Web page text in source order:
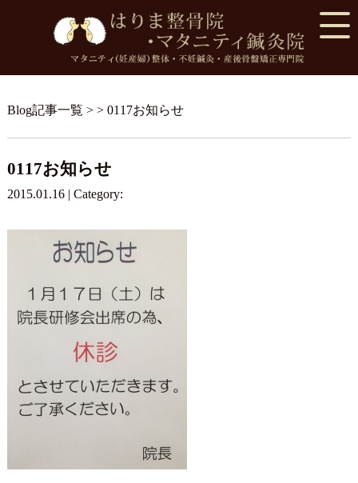
Blog記事一覧 > > 0117お知らせ
0117お知らせ
2015.01.16 | Category: